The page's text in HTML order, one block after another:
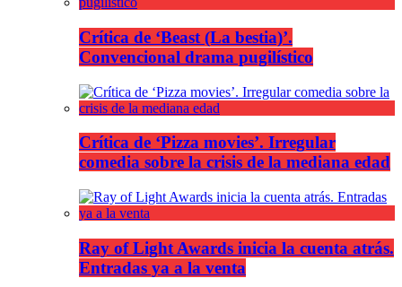
Crítica de ‘Beast (La bestia)’.
Convencional drama pugilístico
Crítica de ‘Pizza movies’. Irregular
comedia sobre la crisis de la mediana edad
Ray of Light Awards inicia la cuenta atrás.
Entradas ya a la venta